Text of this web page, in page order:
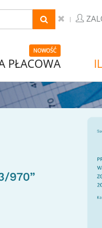
NOWOŚĆ
PŁACOWA